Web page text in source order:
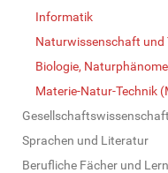
Informatik
Naturwissenschaft und
Biologie,
Materie-Natur-Technik
Sprachen und Literatur
Berufliche Fächer und